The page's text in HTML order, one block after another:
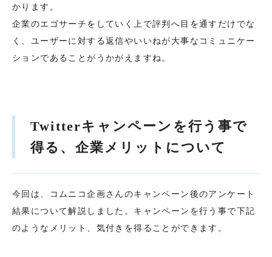
かります。
企業のエゴサーチをしていく上で評判へ目を通すだけでな
く、ユーザーに対する返信やいいねが大事なコミュニケー
ションであることがうかがえますね。
Twitterキャンペーンを行う事で
得る、企業メリットについて
今回は、コムニコ企画さんのキャンペーン後のアンケート
結果について解説しました。キャンペーンを行う事で下記
のようなメリット、気付きを得ることができます。